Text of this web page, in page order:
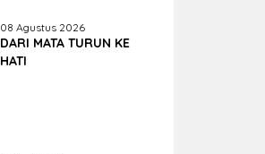
08 Agustus 2026
DARI MATA TURUN KE
HATI